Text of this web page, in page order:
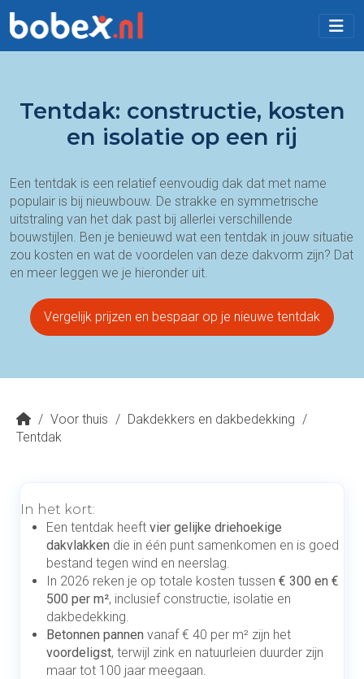
Tentdak: constructie, kosten
en isolatie op een rij
Een tentdak is een relatief eenvoudig dak dat met name
populair is bij nieuwbouw. De strakke en symmetrische
uitstraling van het dak past bij allerlei verschillende
bouwstijlen. Ben je benieuwd wat een tentdak in jouw situatie
zou kosten en wat de voordelen van deze dakvorm zijn? Dat
en meer leggen we je hieronder uit.
Vergelijk prijzen en bespaar op je nieuwe tentdak
/ Voor thuis / Dakdekkers en dakbedekking /
Tentdak
In het kort:
Een tentdak heeft vier gelijke driehoekige
dakvlakken die in één punt samenkomen en is goed
bestand tegen wind en neerslag.
In 2026 reken je op totale kosten tussen € 300 en €
500 per m², inclusief constructie, isolatie en
dakbedekking.
Betonnen pannen vanaf € 40 per m² zijn het
voordeligst, terwijl zink en natuurleien duurder zijn
maar tot 100 jaar meegaan.